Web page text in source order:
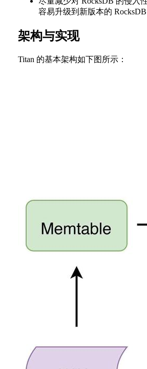
容易升级到新版本的 RocksDB
架构与实现
Titan 的基本架构如下图所示：